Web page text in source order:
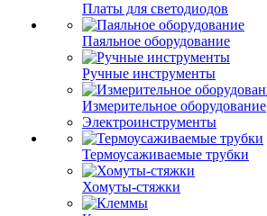
Платы для светодиодов
Паяльное оборудование
Ручные инструменты
Измерительное оборудование
Электроинструменты
Термоусаживаемые трубки
Хомуты-стяжки